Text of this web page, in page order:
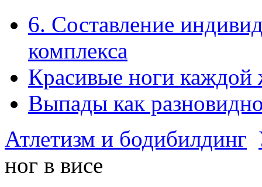
6. Составление
комплекса
Красивые ноги
Выпады как
Атлетизм и бодибилдинг
ног в висе